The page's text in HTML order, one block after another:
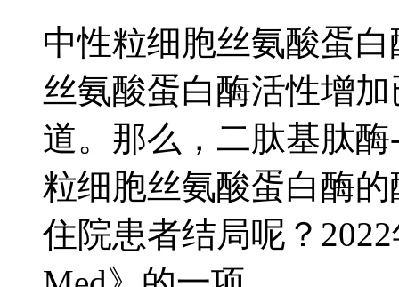
中性粒细胞丝氨酸蛋
丝氨酸蛋白酶活性增
道。那么，二肽基肽
粒细胞丝氨酸蛋白酶
住院患者结局呢？